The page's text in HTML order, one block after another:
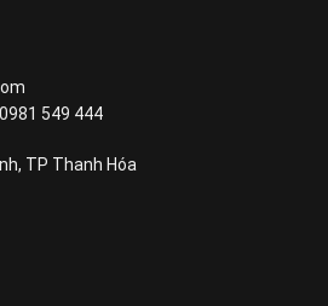
549 444
TP Thanh Hóa